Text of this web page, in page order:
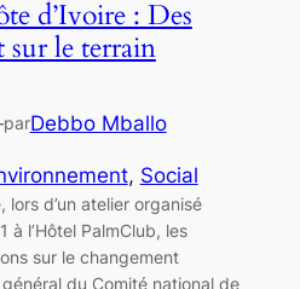
d’Ivoire : Des
sur le terrain
parDebbo Mballo
, Social
d’un atelier organisé
à l’Hôtel PalmClub, les
sur le changement
du Comité national de